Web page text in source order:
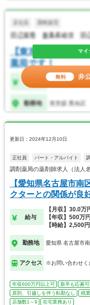
更新日：2024年12月10日
正社員 パート・アルバイト
調剤薬局の薬剤師求人（法人
【愛知県名古屋市
クターとの関係が良
給与
【月収】30.0
【年収】500万
【時給】2,500
勤務地 愛知県 名古屋市南
アクセス ※お問い合わせく
年収600万円以上可 新卒も応募
原則、引越しを伴う転勤なし
残
店舗数1～9
在宅業務あり